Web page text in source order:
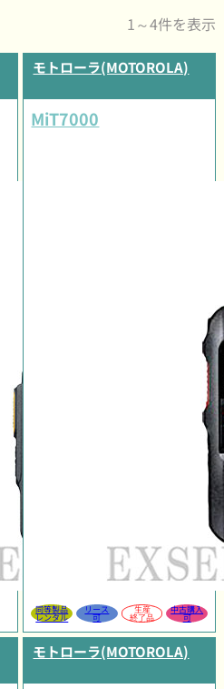
1～4件を表示
モトローラ(MOTOROLA)
MiT7000
同等製品
レンタル
リース
可
生産
終了品
中古購入
可
モトローラ(MOTOROLA)